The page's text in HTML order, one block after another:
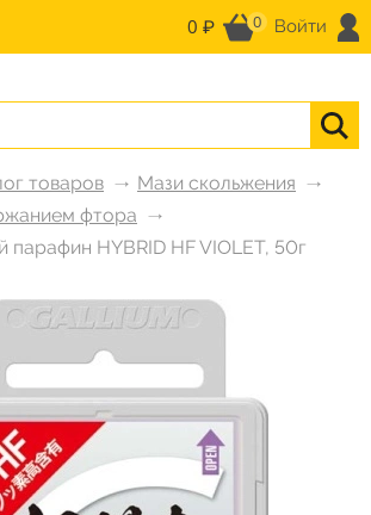
0 ₽ 0 Войти
товаров
Мази скольжения
фтора
HYBRID HF VIOLET, 50г